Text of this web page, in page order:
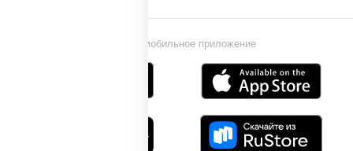
Установи мобильное приложение